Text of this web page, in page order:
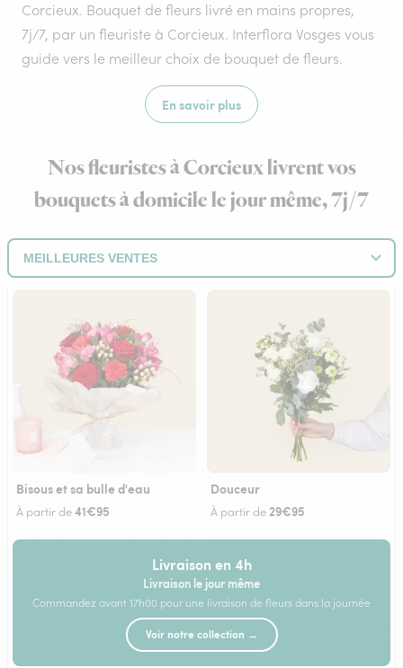
Corcieux. Bouquet de fleurs livré en mains propres,
7j/7, par un fleuriste à Corcieux. Interflora Vosges vous
guide vers le meilleur choix de bouquet de fleurs.
En savoir plus
Nos fleuristes à Corcieux livrent vos
bouquets à domicile le jour même, 7j/7
Bisous et sa bulle d'eau
À partir de41€95
Douceur
À partir de 29€95
Livraison en 4h
Livraison le jour même
Commandez avant 17h00 pour une livraison de fleurs dans la journée
Voir notre collection →